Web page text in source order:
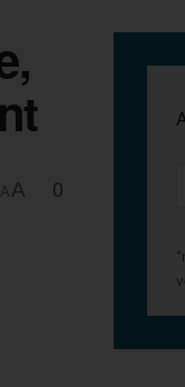
A A 0